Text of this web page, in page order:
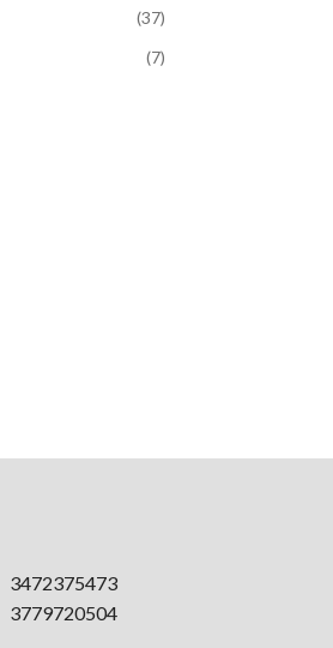
(37)
(7)
3472375473
3779720504